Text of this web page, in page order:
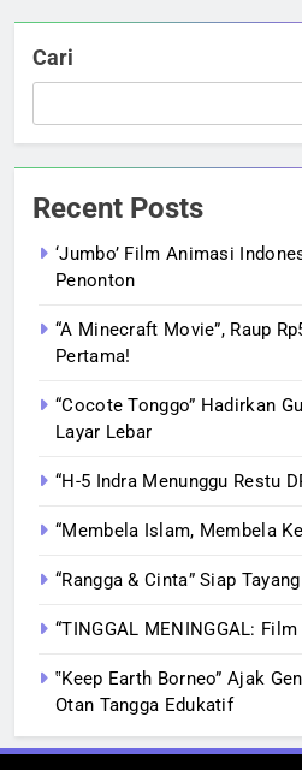
Cari
Recent Posts
‘Jumbo’ Film Animasi
Penonton
“A Minecraft Movie”, Raup
Pertama!
“Cocote Tonggo” Hadirkan
Layar Lebar
“H-5 Indra Menunggu Restu
“Membela Islam, Membela
“Rangga & Cinta” Siap
“TINGGAL MENINGGAL:
‟Keep Earth Borneo” Ajak
Otan Tangga Edukatif